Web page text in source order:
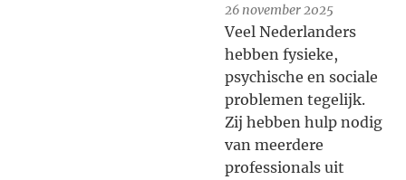
26 november 2025
Veel Nederlanders
hebben fysieke,
psychische en sociale
problemen tegelijk.
Zij hebben hulp nodig
van meerdere
professionals uit